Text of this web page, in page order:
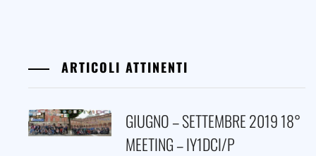
ARTICOLI ATTINENTI
GIUGNO – SETTEMBRE 2019 18°
MEETING – IY1DCI/P